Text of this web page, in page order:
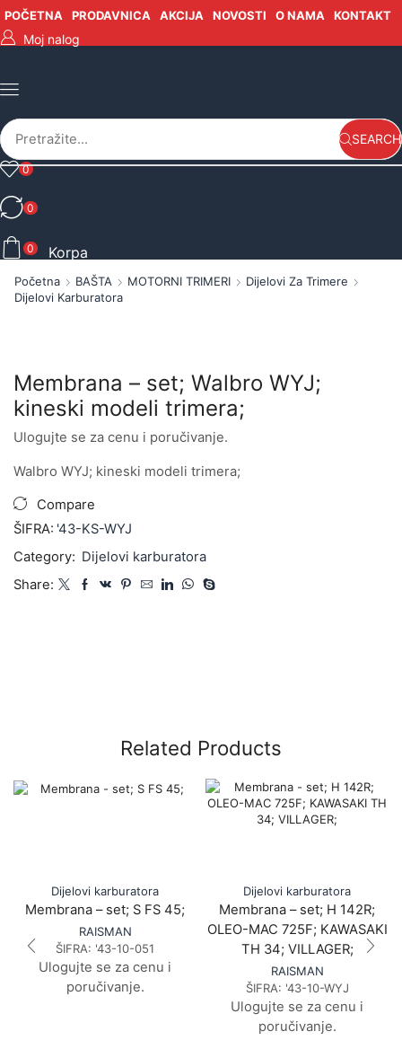
POČETNA PRODAVNICA AKCIJA NOVOSTI O NAMA KONTAKT
Moj nalog
SEARCH
0
0
0 Korpa
Početna BAŠTA MOTORNI TRIMERI
Dijelovi Za Trimere
Dijelovi Karburatora
Membrana – set; Walbro WYJ;
kineski modeli trimera;
Ulogujte se za cenu i poručivanje.
Walbro WYJ; kineski modeli trimera;
Compare
ŠIFRA: '43-KS-WYJ
Category: Dijelovi karburatora
Share:
Related Products
Dijelovi karburatora
Membrana – set; S FS 45;
RAISMAN
ŠIFRA: '43-10-051
Ulogujte se za cenu i
poručivanje.
Dijelovi karburatora
Membrana – set; H 142R;
OLEO-MAC 725F; KAWASAKI
TH 34; VILLAGER;
RAISMAN
ŠIFRA: '43-10-WYJ
Ulogujte se za cenu i
poručivanje.